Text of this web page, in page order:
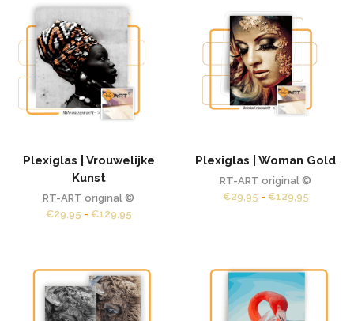
Plexiglas | Vrouwelijke
Kunst
RT-ART original ©
€29,95 - €129,95Prijsklasse:
Plexiglas | Woman Gold
RT-ART original ©
€29,95 - €129,95